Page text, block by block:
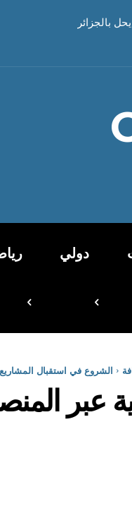
بالجزائر
دولي
الشروع في استقبال
عبر